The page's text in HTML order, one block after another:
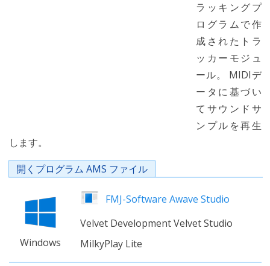
ラッキングプ
ログラムで作
成されたトラ
ッカーモジュ
ール。 MIDIデ
ータに基づい
てサウンドサ
ンプルを再生
します。
開くプログラム AMS ファイル
Windows
FMJ-Software Awave Studio
Velvet Development Velvet Studio
MilkyPlay Lite